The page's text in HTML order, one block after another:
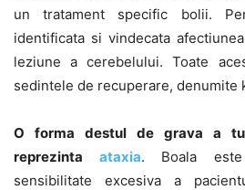
un tratament specific bolii.
identificata si vindecata
leziune a cerebelului. Toate
sedintele de recuperare, denumite
O forma destul de grava a
reprezinta ataxia. Boala
sensibilitate excesiva a